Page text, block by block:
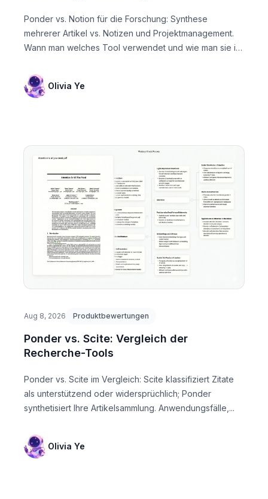
Ponder vs. Notion für die Forschung: Synthese
mehrerer Artikel vs. Notizen und Projektmanagement.
Wann man welches Tool verwendet und wie man sie in
Olivia Ye
Aug 8, 2026 Produktbewertungen
Ponder vs. Scite: Vergleich der
Recherche-Tools
Ponder vs. Scite im Vergleich: Scite klassifiziert Zitate
als unterstützend oder widersprüchlich; Ponder
synthetisiert Ihre Artikelsammlung. Anwendungsfälle,...
Olivia Ye